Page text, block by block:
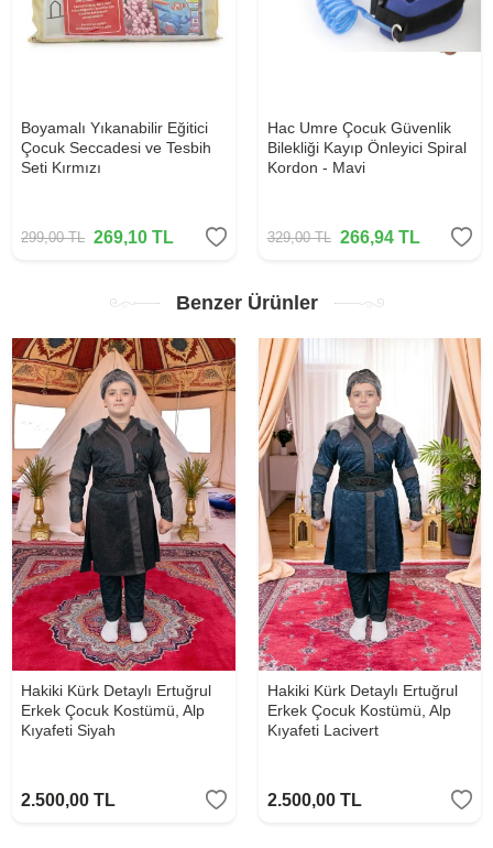
Boyamalı Yıkanabilir Eğitici
Çocuk Seccadesi ve Tesbih
Seti Kırmızı
299,00TL 269,10 TL
Hac Umre Çocuk Güvenlik
Bilekliği Kayıp Önleyici Spiral
Kordon - Mavi
329,00TL 266,94TL
Benzer Ürünler
Hakiki Kürk Detaylı Ertuğrul
Erkek Çocuk Kostümü, Alp
Kıyafeti Siyah
2.500,00 TL
Hakiki Kürk Detaylı Ertuğrul
Erkek Çocuk Kostümü, Alp
Kıyafeti Lacivert
2.500,00TL